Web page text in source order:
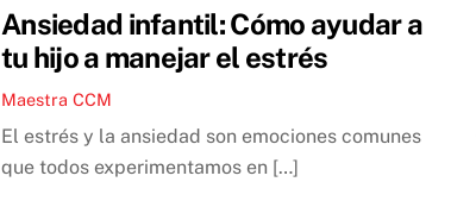
Ansiedad infantil: Cómo ayudar a
tu hijo a manejar el estrés
Maestra CCM
El estrés y la ansiedad son emociones comunes
que todos experimentamos en […]